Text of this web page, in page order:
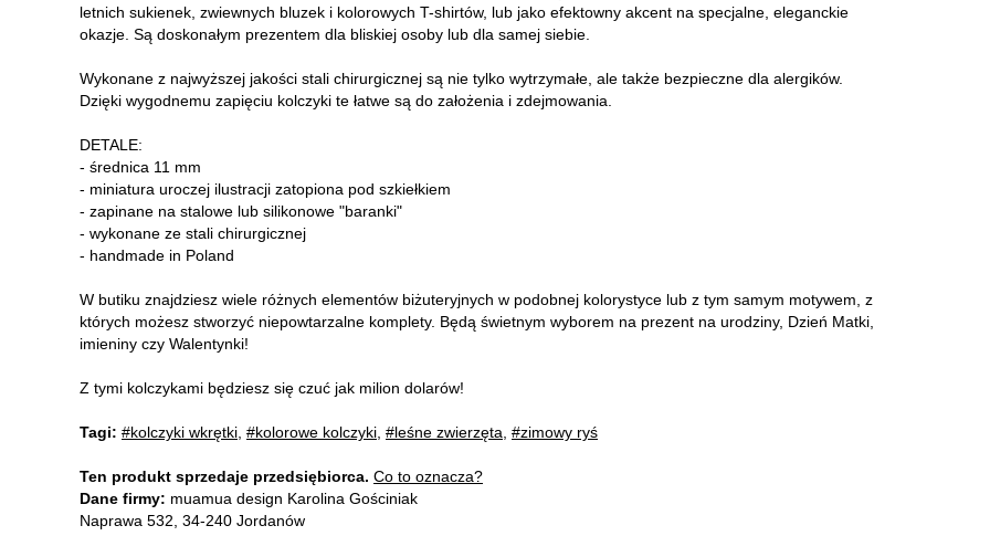
letnich sukienek, zwiewnych bluzek i kolorowych T-shirtów, lub jako efektowny akcent na specjalne, eleganckie
okazje. Są doskonałym prezentem dla bliskiej osoby lub dla samej siebie.
Wykonane z najwyższej jakości stali chirurgicznej są nie tylko wytrzymałe, ale także bezpieczne dla alergików.
Dzięki wygodnemu zapięciu kolczyki te łatwe są do założenia i zdejmowania.
DETALE:
- średnica 11 mm
- miniatura uroczej ilustracji zatopiona pod szkiełkiem
- zapinane na stalowe lub silikonowe "baranki"
- wykonane ze stali chirurgicznej
- handmade in Poland
W butiku znajdziesz wiele różnych elementów biżuteryjnych w podobnej kolorystyce lub z tym samym motywem, z
których możesz stworzyć niepowtarzalne komplety. Będą świetnym wyborem na prezent na urodziny, Dzień Matki,
imieniny czy Walentynki!
Z tymi kolczykami będziesz się czuć jak milion dolarów!
Tagi: #kolczyki wkrętki #kolorowe kolczyki #leśne zwierzęta #zimowy ryś
Ten produkt sprzedaje przedsiębiorca. Co to oznacza?
Dane firmy: muamua design Karolina Gościniak
Naprawa 532, 34-240 Jordanów